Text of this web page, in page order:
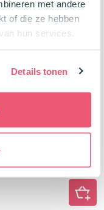
met andere
of die ze hebben
hun services.
Details tonen
Play Blauw
Play Roze